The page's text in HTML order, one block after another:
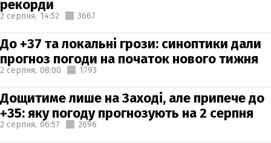
рекорди
2 серпня, 14:52 3667
До +37 та локальні грози: синоптики дали
прогноз погоди на початок нового тижня
2 серпня, 08:00 1793
Дощитиме лише на Заході, але припече до
+35: яку погоду прогнозують на 2 серпня
2 серпня, 06:57 2696